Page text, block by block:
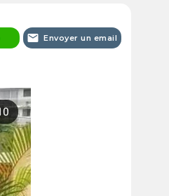
email Envoyer un email